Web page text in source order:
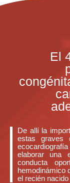
El
De allí la
estas graves
elaborar una
conducta
hemodinámico
el recién nacido